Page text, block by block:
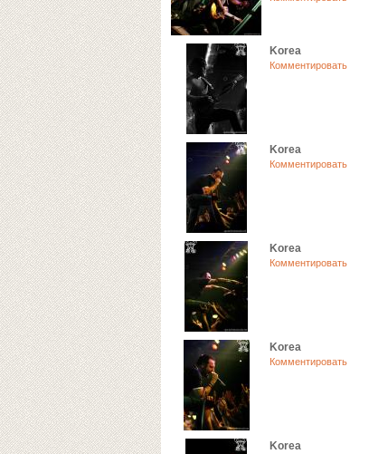
Korea
Комментировать
Korea
Комментировать
Korea
Комментировать
Korea
Комментировать
Korea